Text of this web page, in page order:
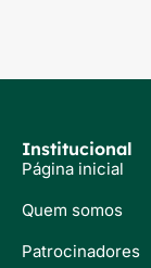
Institucional
Página inicial
Quem somos
Patrocinadores